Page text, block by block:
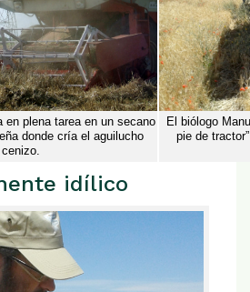
en plena tarea en un secano
donde cría el aguilucho
cenizo.
El biólogo
pie de
idílico